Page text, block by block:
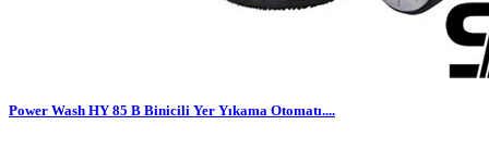
Power Wash HY 85 B Binicili Yer Yıkama Otomatı....